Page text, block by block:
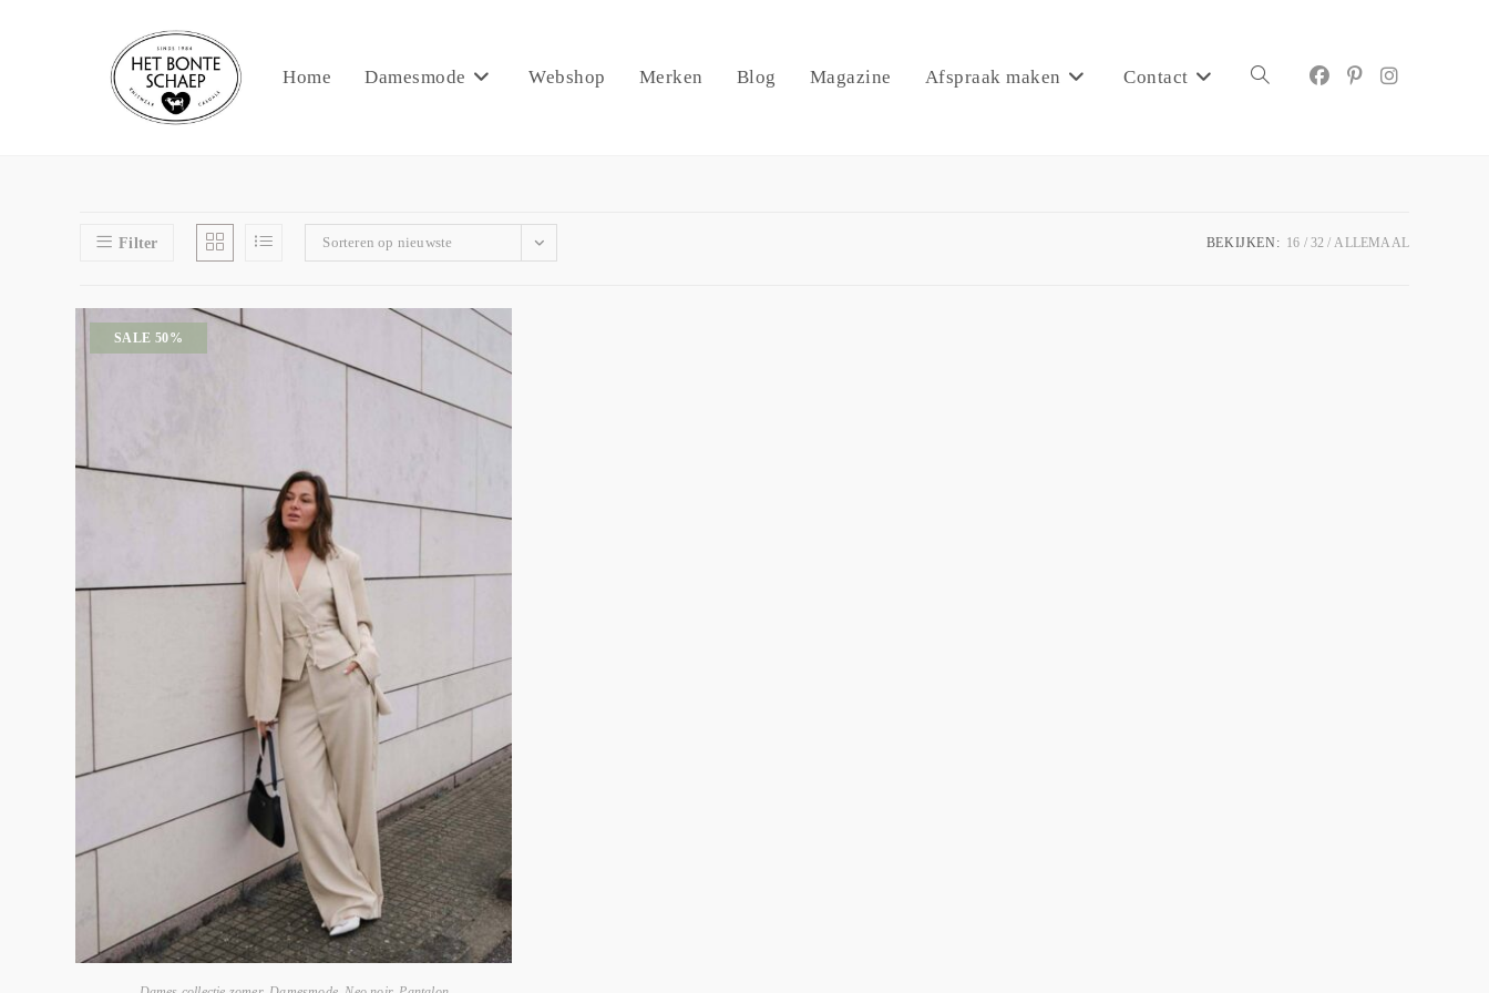
Home Damesmode Webshop Merken Blog Magazine Afspraak maken Contact
Filter Sorteren op nieuwste BEKIJKEN: 16 32 ALLEMAAL
SALE 50%